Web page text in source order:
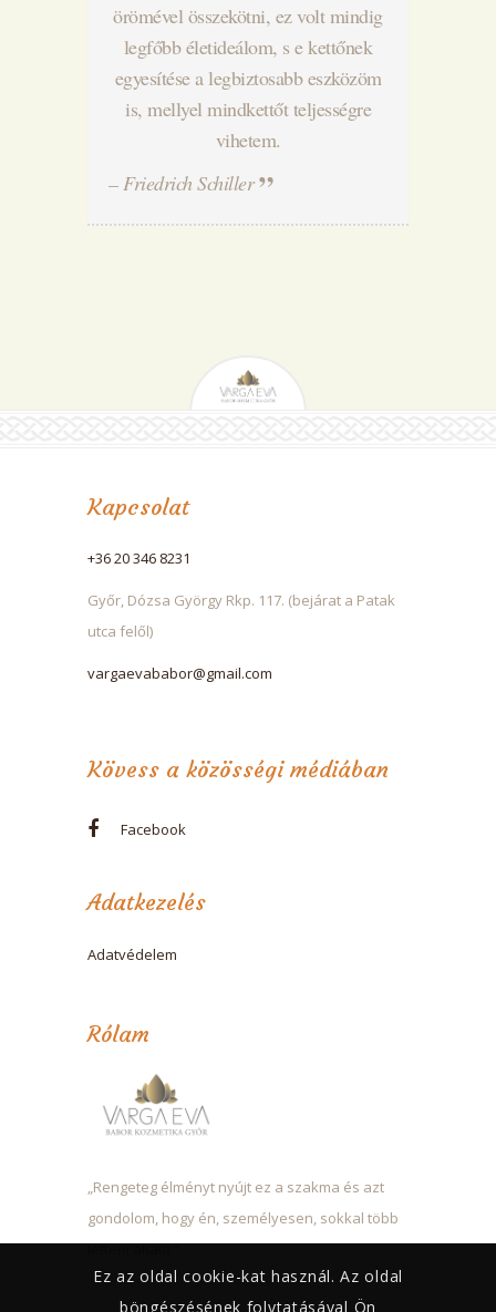
örömével összekötni, ez volt mindig
legfőbb életideálom, s e kettőnek
egyesítése a legbiztosabb eszközöm
is, mellyel mindkettőt teljességre
vihetem.
– Friedrich Schiller
Kapcsolat
+36 20 346 8231
Győr, Dózsa György Rkp. 117. (bejárat a Patak
utca felől)
vargaevababor@gmail.com
Kövess a közösségi médiában
Facebook
Adatkezelés
Adatvédelem
Rólam
„Rengeteg élményt nyújt ez a szakma és azt
gondolom, hogy én, személyesen, sokkal több
lettem általa.”
Ez az oldal cookie-kat használ. Az oldal
böngészésének folytatásával Ön